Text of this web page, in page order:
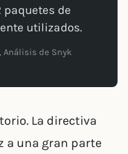
de
utilizados.
Análisis de Snyk
La directiva
a una gran parte